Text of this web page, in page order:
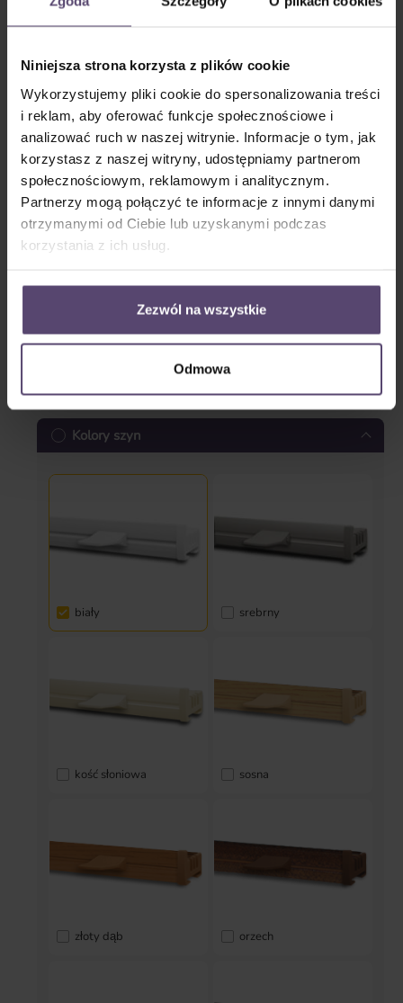
Niniejsza strona korzysta z plików cookie
Wykorzystujemy pliki cookie do spersonalizowania treści
i reklam, aby oferować funkcje społecznościowe i
analizować ruch w naszej witrynie. Informacje o tym, jak
korzystasz z naszej witryny, udostępniamy partnerom
społecznościowym, reklamowym i analitycznym.
Partnerzy mogą połączyć te informacje z innymi danymi
otrzymanymi od Ciebie lub uzyskanymi podczas
korzystania z ich usług.
Zezwól na wszystkie
Odmowa
na ramie (z wierceniem)
na ramie z uchwytem
zaciskowym (bez
wiercenia)
nośników do montażu
na ramie (bez
Kolory szyn
biały srebrny
kość słoniowa sosna
złoty dąb orzech